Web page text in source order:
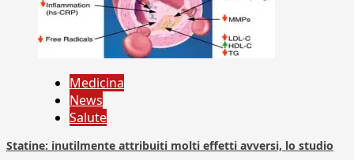
Medicina
News
Salute
Statine: inutilmente attribuiti molti effetti avversi, lo studio